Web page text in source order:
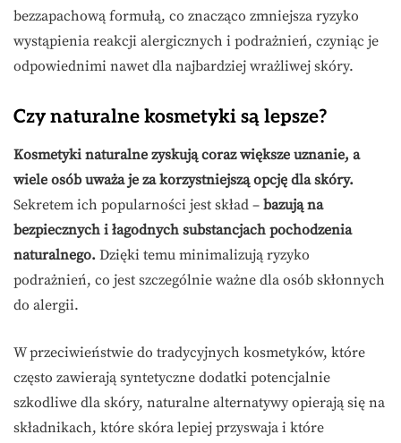
bezzapachową formułą, co znacząco zmniejsza ryzyko
wystąpienia reakcji alergicznych i podrażnień, czyniąc je
odpowiednimi nawet dla najbardziej wrażliwej skóry.
Czy naturalne kosmetyki są lepsze?
Kosmetyki naturalne zyskują coraz większe uznanie, a
wiele osób uważa je za korzystniejszą opcję dla skóry.
Sekretem ich popularności jest skład – bazują na
bezpiecznych i łagodnych substancjach pochodzenia
naturalnego. Dzięki temu minimalizują ryzyko
podrażnień, co jest szczególnie ważne dla osób skłonnych
do alergii.
W przeciwieństwie do tradycyjnych kosmetyków, które
często zawierają syntetyczne dodatki potencjalnie
szkodliwe dla skóry, naturalne alternatywy opierają się na
składnikach, które skóra lepiej przyswaja i które